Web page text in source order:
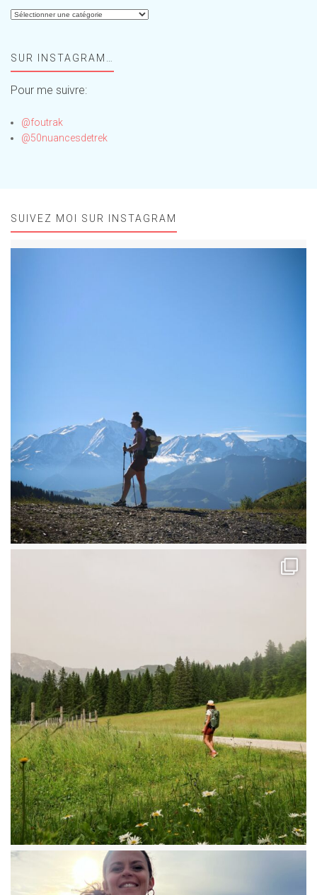
Aide-
!SUR INSTAGRAM…
Pour me suivre:
@foutrak
@50nuancesdetrek
SUIVEZ MOI SUR INSTAGRAM